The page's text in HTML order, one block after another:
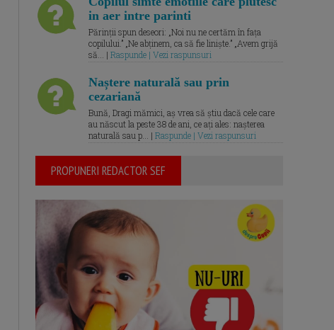
in aer intre parinti
Părinții spun deseori: „Noi nu ne certăm în fața
copilului.” „Ne abținem, ca să fie liniște.” „Avem grijă
să... | Raspunde | Vezi raspunsuri
Naștere naturală sau prin
cezariană
Bună, Dragi mămici, aș vrea să știu dacă cele care
au născut la peste 38 de ani, ce ați ales: nașterea
naturală sau p... | Raspunde | Vezi raspunsuri
PROPUNERI REDACTOR SEF